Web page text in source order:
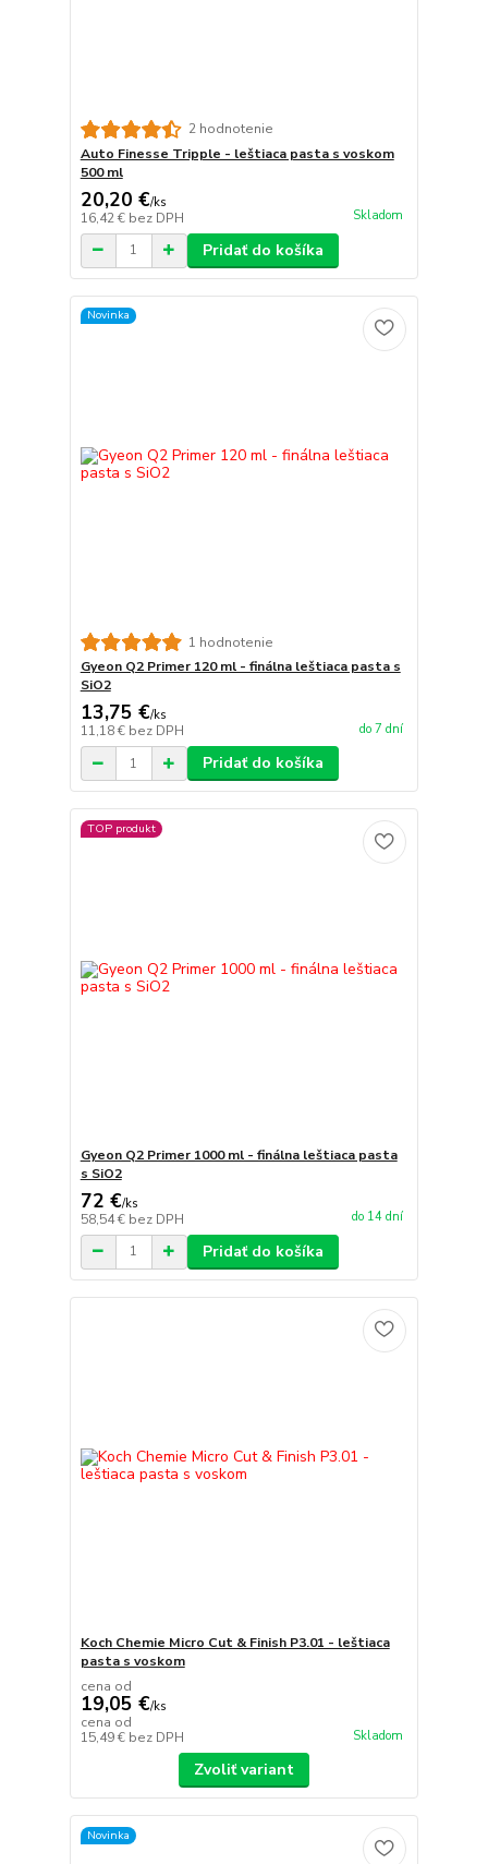
2 hodnotenie
Auto Finesse Tripple - leštiaca pasta s voskom
500 ml
20,20 €/ks
16,42 € bez DPH Skladom
Pridať do košíka
Novinka
1 hodnotenie
Gyeon Q2 Primer 120 ml - finálna leštiaca pasta s
SiO2
13,75 €/ks
11,18 € bez DPH do 7 dní
Pridať do košíka
TOP produkt
Gyeon Q2 Primer 1000 ml - finálna leštiaca pasta
s SiO2
72 €/ks
58,54 € bez DPH do 14 dní
Pridať do košíka
Koch Chemie Micro Cut & Finish P3.01 - leštiaca
pasta s voskom
cena od
19,05 €/ks
cena od
15,49 € bez DPH Skladom
Zvoliť variant
Novinka